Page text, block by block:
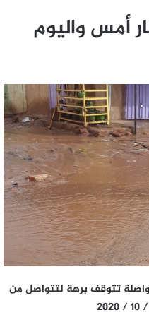
أمس واليوم
تتوقف برهة لتتواصل من